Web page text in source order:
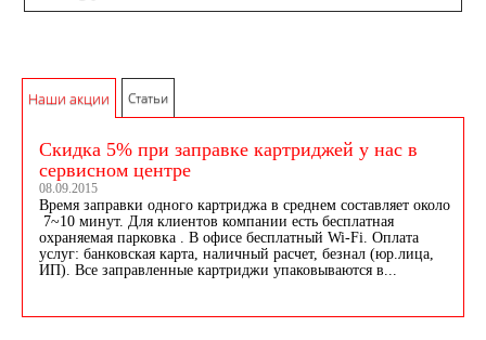
Наши акции
Скидка 5% при заправке картриджей у нас в
сервисном центре
08.09.2015
Время заправки одного картриджа в среднем составляет около
7~10 минут. Для клиентов компании есть бесплатная
охраняемая парковка . В офисе бесплатный Wi-Fi. Оплата
услуг: банковская карта, наличный расчет, безнал (юр.лица,
ИП). Все заправленные картриджи упаковываются в...
Статьи